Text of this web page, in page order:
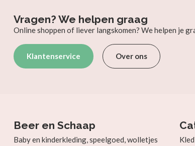
Vragen? We helpen graag
Online shoppen of liever langskomen? We helpen je
Klantenservice Over ons
Beer en Schaap
Baby en kinderkleding, speelgoed, wolletjes